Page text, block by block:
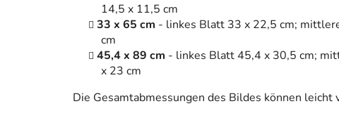
14,5 x 11,5 cm
33 x 65 cm - linkes Blatt 33 x 22,5 cm;
cm
45,4 x 89 cm - linkes Blatt 45,4 x 30,5 cm;
x 23 cm
Die Gesamtabmessungen des Bildes können